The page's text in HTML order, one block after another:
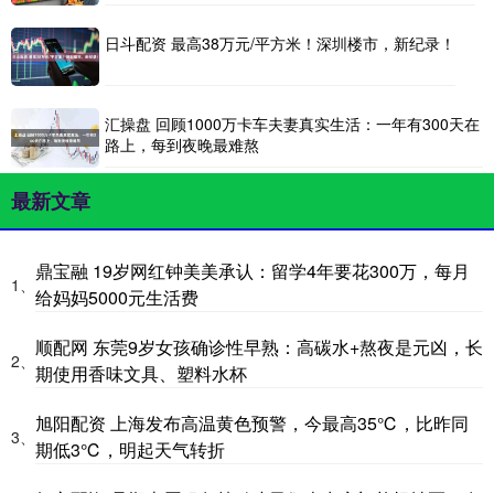
日斗配资 最高38万元/平方米！深圳楼市，新纪录！
汇操盘 回顾1000万卡车夫妻真实生活：一年有300天在
路上，每到夜晚最难熬
最新文章
1、
鼎宝融 19岁网红钟美美承认：留学4年要花300万，每月
给妈妈5000元生活费
2、
顺配网 东莞9岁女孩确诊性早熟：高碳水+熬夜是元凶，长
期使用香味文具、塑料水杯
3、
旭阳配资 上海发布高温黄色预警，今最高35℃，比昨同
期低3℃，明起天气转折